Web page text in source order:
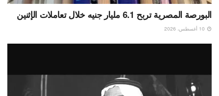
البورصة المصرية تربح 6.1 مليار جنيه خلال تعاملات الإثنين